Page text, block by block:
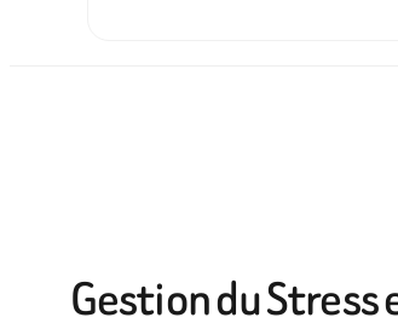
Gestion du Stress